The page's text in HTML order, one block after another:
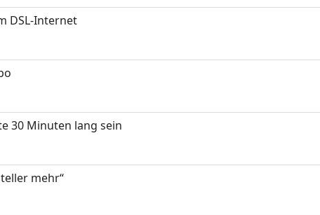
DSL-Internet
30 Minuten lang sein
mehr“